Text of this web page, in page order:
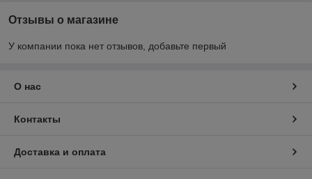
Отзывы о магазине
У компании пока нет отзывов, добавьте первый
О нас
Контакты
Доставка и оплата